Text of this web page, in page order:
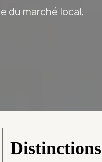
du marché local,
Distinctions